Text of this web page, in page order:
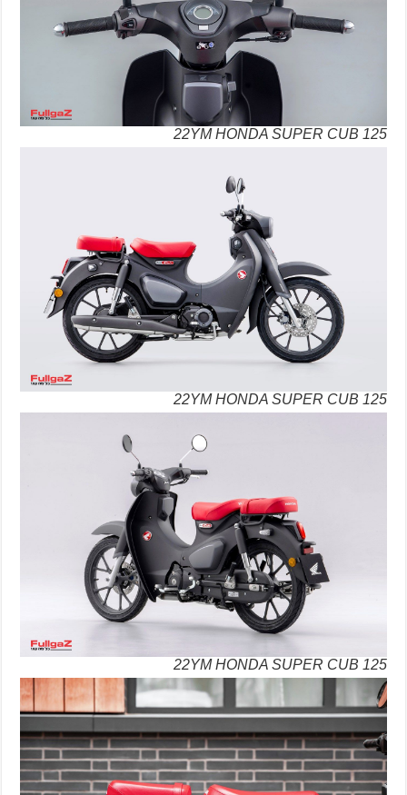
22YM HONDA SUPER CUB 125
22YM HONDA SUPER CUB 125
22YM HONDA SUPER CUB 125